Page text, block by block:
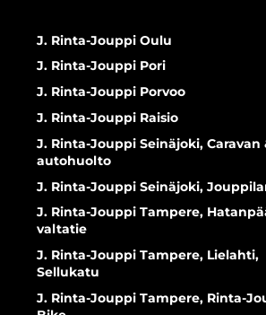
J. Rinta-Jouppi Oulu
J. Rinta-Jouppi Pori
J. Rinta-Jouppi Porvoo
J. Rinta-Jouppi Raisio
J. Rinta-Jouppi Seinäjoki, Caravan
autohuolto
J. Rinta-Jouppi Seinäjoki,
J. Rinta-Jouppi Tampere,
valtatie
J. Rinta-Jouppi Tampere, Lielahti,
Sellukatu
J. Rinta-Jouppi Tampere, Rinta-